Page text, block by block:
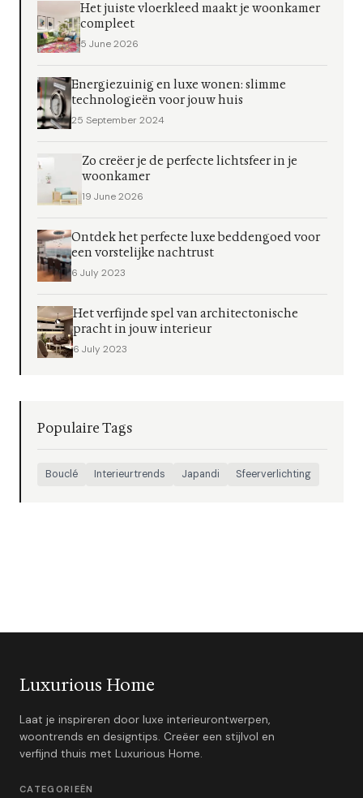
Het juiste vloerkleed maakt je woonkamer
compleet
5 June 2026
Energiezuinig en luxe wonen: slimme
technologieën voor jouw huis
25 September 2024
Zo creëer je de perfecte lichtsfeer in je
woonkamer
19 June 2026
Ontdek het perfecte luxe beddengoed voor
een vorstelijke nachtrust
6 July 2023
Het verfijnde spel van architectonische
pracht in jouw interieur
6 July 2023
Populaire Tags
Bouclé Interieurtrends Japandi Sfeerverlichting
Luxurious Home
Laat je inspireren door luxe interieurontwerpen,
woontrends en designtips. Creëer een stijlvol en
verfijnd thuis met Luxurious Home.
CATEGORIEËN